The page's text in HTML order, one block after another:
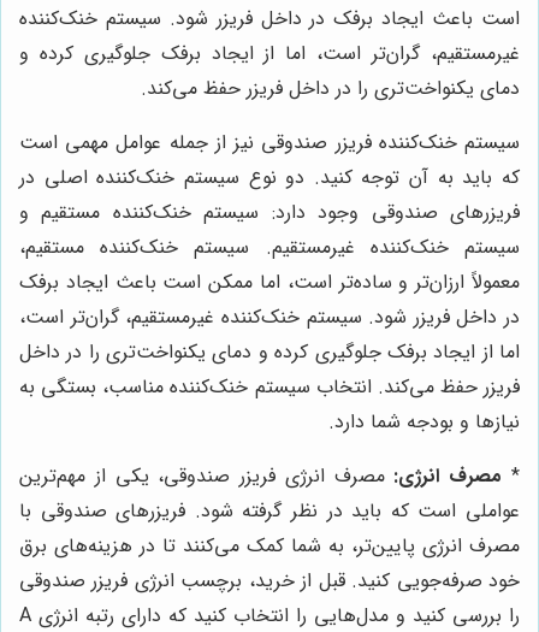
است باعث ایجاد برفک در داخل فریزر شود. سیستم خنک‌کننده
غیرمستقیم، گران‌تر است، اما از ایجاد برفک جلوگیری کرده و
دمای یکنواخت‌تری را در داخل فریزر حفظ می‌کند.
سیستم خنک‌کننده فریزر صندوقی نیز از جمله عوامل مهمی است
که باید به آن توجه کنید. دو نوع سیستم خنک‌کننده اصلی در
فریزرهای صندوقی وجود دارد: سیستم خنک‌کننده مستقیم و
سیستم خنک‌کننده غیرمستقیم. سیستم خنک‌کننده مستقیم،
معمولاً ارزان‌تر و ساده‌تر است، اما ممکن است باعث ایجاد برفک
در داخل فریزر شود. سیستم خنک‌کننده غیرمستقیم، گران‌تر است،
اما از ایجاد برفک جلوگیری کرده و دمای یکنواخت‌تری را در داخل
فریزر حفظ می‌کند. انتخاب سیستم خنک‌کننده مناسب، بستگی به
نیازها و بودجه شما دارد.
* مصرف انرژی: مصرف انرژی فریزر صندوقی، یکی از مهم‌ترین
عواملی است که باید در نظر گرفته شود. فریزرهای صندوقی با
مصرف انرژی پایین‌تر، به شما کمک می‌کنند تا در هزینه‌های برق
خود صرفه‌جویی کنید. قبل از خرید، برچسب انرژی فریزر صندوقی
را بررسی کنید و مدل‌هایی را انتخاب کنید که دارای رتبه انرژی A